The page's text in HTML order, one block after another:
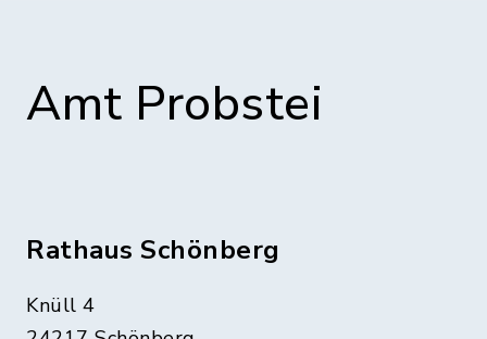
Amt Probstei
Rathaus Schönberg
Knüll 4